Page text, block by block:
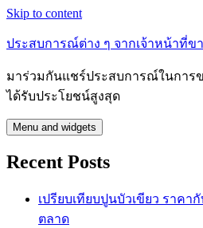
Skip to content
ประสบการณ์ต่าง ๆ จากเจ้าหน้าที่ข
มาร่วมกันแชร์ประสบการณ์ในการ
ได้รับประโยชน์สูงสุด
Menu and widgets
Recent Posts
เปรียบเทียบปูนบัวเขียว ราคา
ตลาด